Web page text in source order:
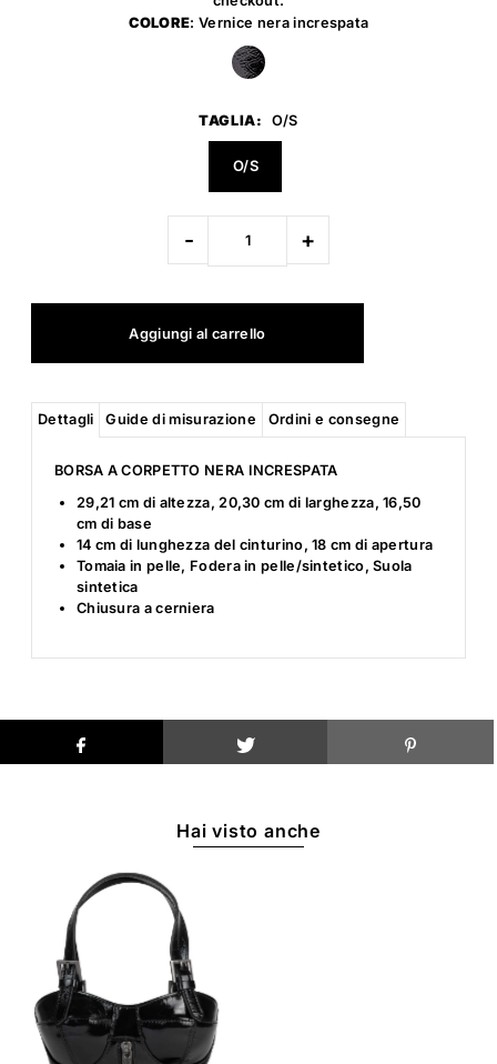
COLORE: Vernice nera increspata
TAGLIA: O/S
O/S
- +
Dettagli Guide di misurazione Ordini e consegne
BORSA A CORPETTO NERA INCRESPATA
29,21 cm di altezza, 20,30 cm di larghezza, 16,50
cm di base
14 cm di lunghezza del cinturino, 18 cm di apertura
Tomaia in pelle, Fodera in pelle/sintetico, Suola
sintetica
Chiusura a cerniera
Hai visto anche